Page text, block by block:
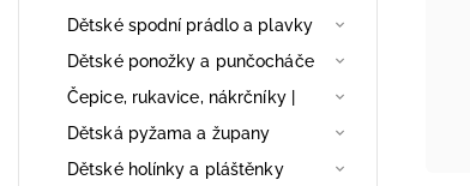
Dětské spodní prádlo a plavky
Dětské ponožky a punčocháče
Čepice, rukavice, nákrčníky |
Dětská pyžama a župany
Dětské holínky a pláštěnky